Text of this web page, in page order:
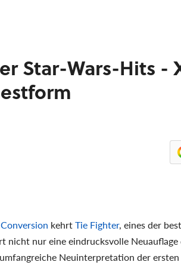
Star-Wars-Hits -
kehrtTie Fighter, eines der
nicht nur eine eindrucksvolle
Neuinterpretation der